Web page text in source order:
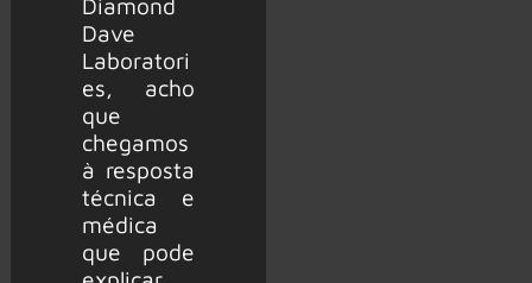
Dave
Laboratori
es, acho
que
chegamos
à resposta
técnica e
médica
que pode